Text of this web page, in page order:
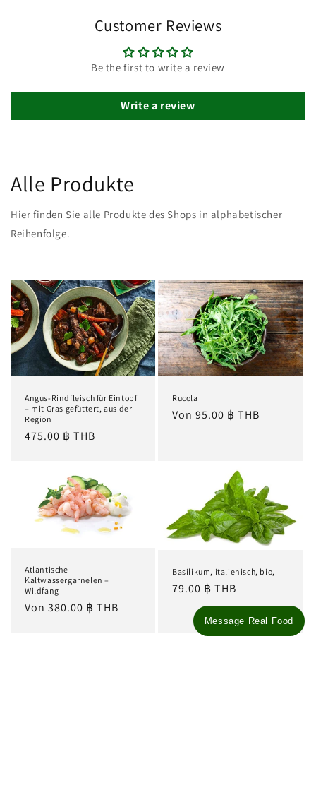
Customer Reviews
Be the first to write a review
Write a review
Alle Produkte
Hier finden Sie alle Produkte des Shops in alphabetischer
Reihenfolge.
Angus-Rindfleisch für Eintopf
– mit Gras gefüttert, aus der
Region
Normaler
475.00 ฿ THB
Rucola
Normaler
Von 95.00 ฿ THB
Atlantische
Kaltwassergarnelen –
Wildfang
Normaler
Von 380.00 ฿ THB
Basilikum, italienisch, bio,
Normaler
Preis
79.00 ฿ THB
Message Real Food